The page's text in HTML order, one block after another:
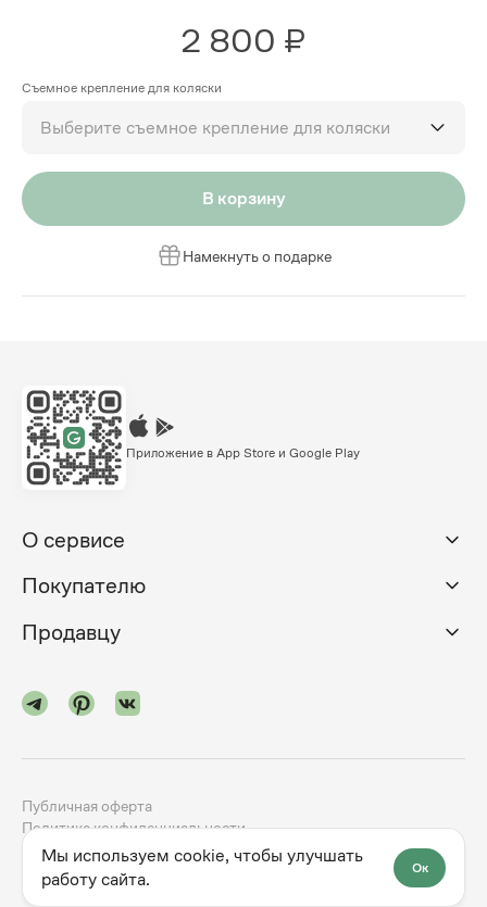
2 800 ₽
Съемное крепление для коляски
Выберите съемное крепление для коляски
В корзину
Намекнуть о подарке
Приложение в App Store и Google Play
О сервисе
Покупателю
Продавцу
2024-2026godno.com dev.family
Публичная оферта
Политика конфиденциальности
Мы используем cookie, чтобы улучшать
работу сайта.
Ок